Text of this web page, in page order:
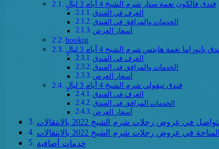
فندق فالكون نعمة ستار شرم الشيخ 4 أيام 3 ليالٍ
الغرف في الفندق
الخدمات والمرافق في الفندق
أسعار العرض
bookig
بانوراما نعمة هايتس شرم الشيخ 4 أيام 3 ليالٍ
الغرف في الفندق
الخدمات والمرافق في الفندق
أسعار العرض
فندق تيفولي شرم الشيخ 4 أيام 3 ليالٍ
الغرف في الفندق
الخدمات المرافق في الفندق
أسعار العرض
في عروض رحلات شرم الشيخ 2022 بالانتقالات
في عروض رحلات شرم الشيخ 2022 بالانتقالات
خدمات أضافية